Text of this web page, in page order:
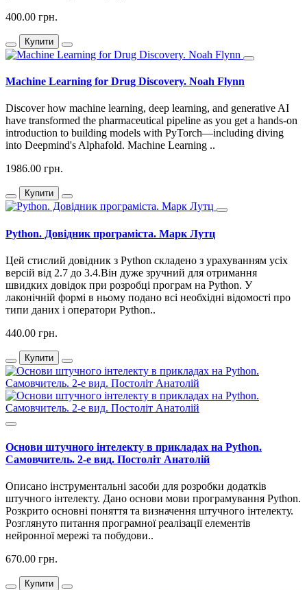
400.00 грн.
Купити
Machine Learning for Drug Discovery. Noah Flynn
Discover how machine learning, deep learning, and generative AI
have transformed the pharmaceutical pipeline as you get a hands-on
introduction to building models with PyTorch—including diving
into Deepmind's Alphafold. Machine Learning ..
1986.00 грн.
Купити
Python. Довідник програміста. Марк Лутц
Цей стислий довідник з Python складено з урахуванням усіх
версій від 2.7 до 3.4.Він дуже зручний для отримання
швидких довідок при розробці програм на Python. У
лаконічній формі в ньому подано всі необхідні відомості про
типи даних і оператори Python..
440.00 грн.
Купити
Основи штучного інтелекту в прикладах на Python.
Самовчитель. 2-е вид. Постоліт Анатолій
Описано інструментальні засоби для розробки додатків
штучного інтелекту. Дано основи мови програмування Python.
Розкрито основні поняття та визначення штучного інтелекту.
Розглянуто питання програмної реалізації елементів
нейронної мережі та побудови..
670.00 грн.
Купити